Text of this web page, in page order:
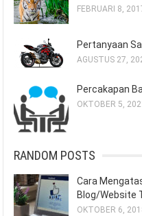
FEBRUARI 8,
Pertanyaan
AGUSTUS 27,
Percakapan
OKTOBER 5,
RANDOM POSTS
Cara
Blog/Website
OKTOBER 6,